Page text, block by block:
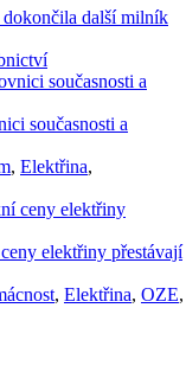
další milník
současnosti a
, Elektřina,
elektřiny přestávají
, Elektřina, OZE,